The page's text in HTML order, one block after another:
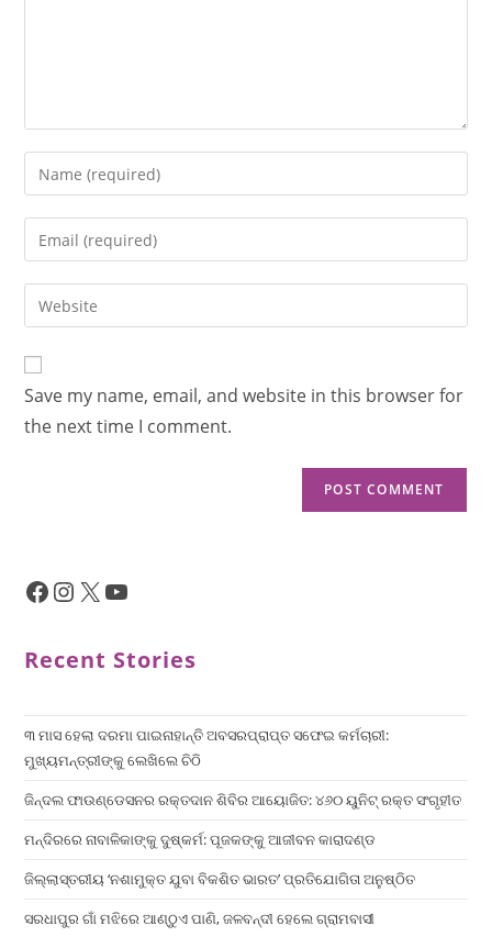
Save my name, email, and website in this browser for
the next time I comment.
Recent Stories
୩ ମାସ ହେଲା ଦରମା ପାଇନାହାନ୍ତି ଅବସରପ୍ରାପ୍ତ ସଫେଇ କର୍ମଚାରୀ:
ମୁଖ୍ୟମନ୍ତ୍ରୀଙ୍କୁ ଲେଖିଲେ ଚିଠି
ଜିନ୍ଦଲ ଫାଉଣ୍ଡେସନର ରକ୍ତଦାନ ଶିବିର ଆୟୋଜିତ: ୪୬୦ ୟୁନିଟ୍ ରକ୍ତ ସଂଗୃହୀତ
ମନ୍ଦିରରେ ନାବାଳିକାଙ୍କୁ ଦୁଷ୍କର୍ମ: ପୂଜକଙ୍କୁ ଆଜୀବନ କାରାଦଣ୍ଡ
ଜିଲ୍ଲାସ୍ତରୀୟ ‘ନଶାମୁକ୍ତ ଯୁବା ବିକଶିତ ଭାରତ’ ପ୍ରତିଯୋଗିତା ଅନୁଷ୍ଠିତ
ସରଧାପୁର ଗାଁ ମଝିରେ ଆଣ୍ଠୁଏ ପାଣି, ଜଳବନ୍ଦୀ ହେଲେ ଗ୍ରାମବାସୀ